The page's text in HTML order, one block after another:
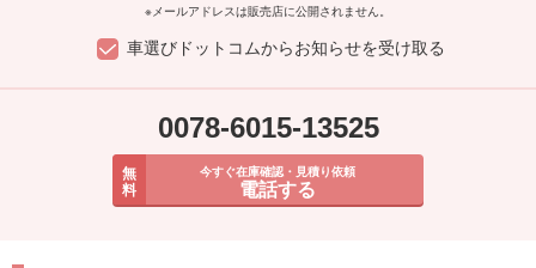
※メールアドレスは販売店に公開されません。
車選びドットコムからお知らせを受け取る
0078-6015-13525
無
料
今すぐ在庫確認・見積り依頼
電話する